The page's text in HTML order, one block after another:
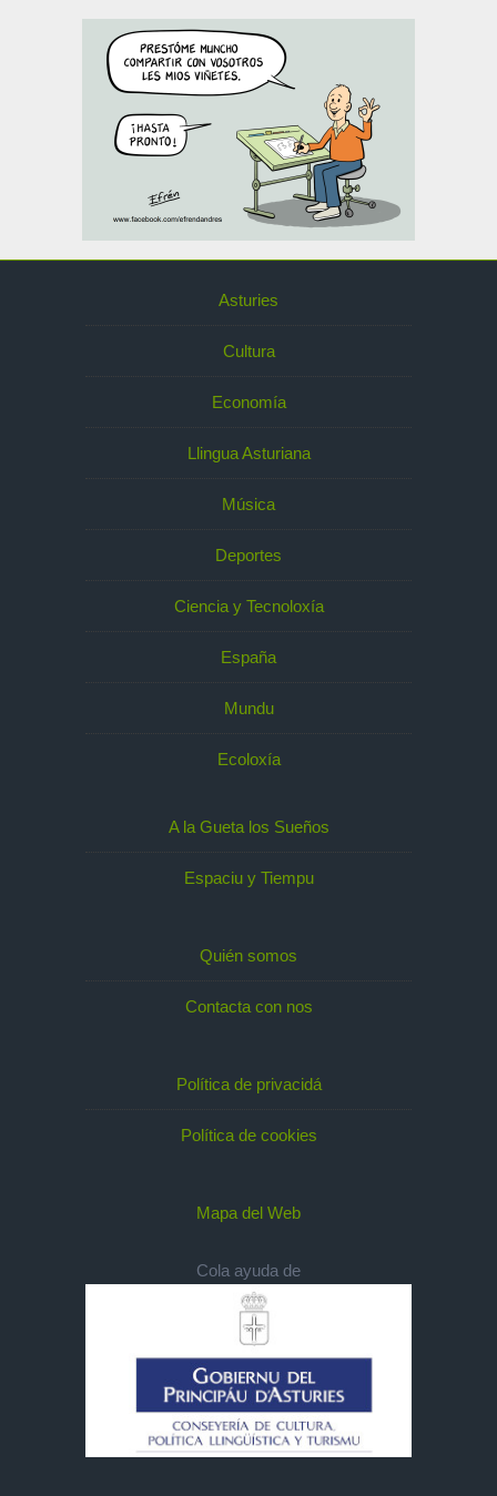
Asturies
Cultura
Economía
Llingua Asturiana
Música
Deportes
Ciencia y Tecnoloxía
España
Mundu
Ecoloxía
A la Gueta los Sueños
Espaciu y Tiempu
Quién somos
Contacta con nos
Política de privacidá
Política de cookies
Mapa del Web
Cola ayuda de